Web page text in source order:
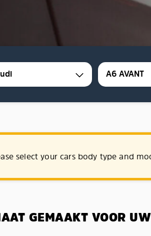
A6 AVANT
select your cars body type and
GEMAAKT VOOR